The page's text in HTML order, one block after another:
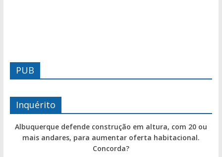
PUB
Inquérito
Albuquerque defende construção em altura, com 20 ou
mais andares, para aumentar oferta habitacional.
Concorda?